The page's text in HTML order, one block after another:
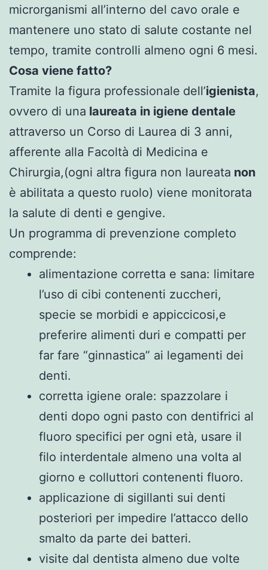
microrganismi all’interno del cavo orale e
mantenere uno stato di salute costante nel
tempo, tramite controlli almeno ogni 6 mesi.
Cosa viene fatto?
Tramite la figura professionale dell’igienista,
ovvero di una laureata in igiene dentale
attraverso un Corso di Laurea di 3 anni,
afferente alla Facoltà di Medicina e
Chirurgia,(ogni altra figura non laureata non
è abilitata a questo ruolo) viene monitorata
la salute di denti e gengive.
Un programma di prevenzione completo
comprende:
alimentazione corretta e sana: limitare
l’uso di cibi contenenti zuccheri,
specie se morbidi e appiccicosi,e
preferire alimenti duri e compatti per
far fare “ginnastica” ai legamenti dei
denti.
corretta igiene orale: spazzolare i
denti dopo ogni pasto con dentifrici al
fluoro specifici per ogni età, usare il
filo interdentale almeno una volta al
giorno e colluttori contenenti fluoro.
applicazione di sigillanti sui denti
posteriori per impedire l’attacco dello
smalto da parte dei batteri.
visite dal dentista almeno due volte